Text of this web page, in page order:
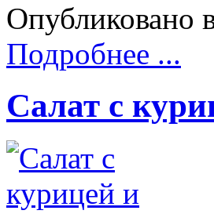
Опубликовано
Подробнее ...
Салат с